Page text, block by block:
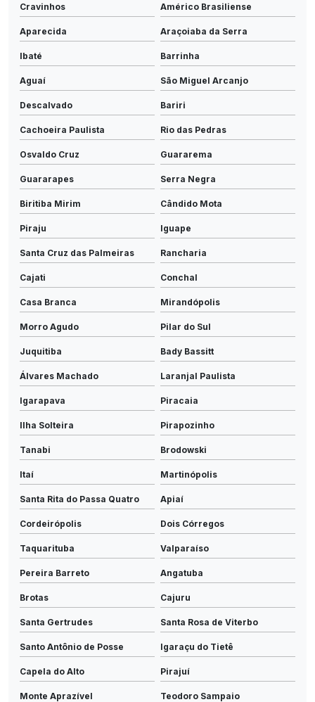
Cravinhos Américo Brasiliense
Aparecida Araçoiaba da Serra
Ibaté Barrinha
Aguaí São Miguel Arcanjo
Descalvado Bariri
Cachoeira Paulista Rio das Pedras
Osvaldo Cruz Guararema
Guararapes Serra Negra
Biritiba Mirim Cândido Mota
Piraju Iguape
Santa Cruz das Palmeiras Rancharia
Cajati Conchal
Casa Branca Mirandópolis
Morro Agudo Pilar do Sul
Juquitiba Bady Bassitt
Álvares Machado Laranjal Paulista
Igarapava Piracaia
Ilha Solteira Pirapozinho
Tanabi Brodowski
Itaí Martinópolis
Santa Rita do Passa Quatro Apiaí
Cordeirópolis Dois Córregos
Taquarituba Valparaíso
Pereira Barreto Angatuba
Brotas Cajuru
Santa Gertrudes Santa Rosa de Viterbo
Santo Antônio de Posse Igaraçu do Tietê
Capela do Alto Pirajuí
Monte Aprazível Teodoro Sampaio